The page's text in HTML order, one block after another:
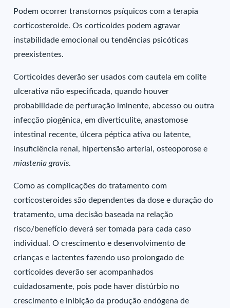
Podem ocorrer transtornos psíquicos com a terapia
corticosteroide. Os corticoides podem agravar
instabilidade emocional ou tendências psicóticas
preexistentes.
Corticoides deverão ser usados com cautela em colite
ulcerativa não especificada, quando houver
probabilidade de perfuração iminente, abcesso ou outra
infecção piogênica, em diverticulite, anastomose
intestinal recente, úlcera péptica ativa ou latente,
insuficiência renal, hipertensão arterial, osteoporose e
miastenia gravis.
Como as complicações do tratamento com
corticosteroides são dependentes da dose e duração do
tratamento, uma decisão baseada na relação
risco/benefício deverá ser tomada para cada caso
individual. O crescimento e desenvolvimento de
crianças e lactentes fazendo uso prolongado de
corticoides deverão ser acompanhados
cuidadosamente, pois pode haver distúrbio no
crescimento e inibição da produção endógena de